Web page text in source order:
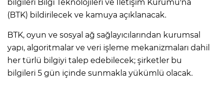
bilgileri Bilgi Teknolojileri ve İletişim Kurumu'na
(BTK) bildirilecek ve kamuya açıklanacak.
BTK, oyun ve sosyal ağ sağlayıcılarından kurumsal
yapı, algoritmalar ve veri işleme mekanizmaları dahil
her türlü bilgiyi talep edebilecek; şirketler bu
bilgileri 5 gün içinde sunmakla yükümlü olacak.